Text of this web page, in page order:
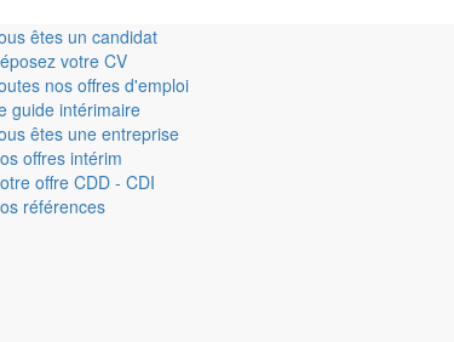
êtes un candidat
votre CV
nos offres d'emploi
guide intérimaire
êtes une entreprise
offres intérim
offre CDD - CDI
références